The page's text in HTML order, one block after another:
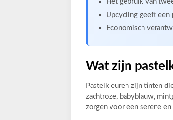
Het gebruik van
Upcycling geeft een
Economisch
Wat zijn
Pastelkleuren zijn tinten
zachtroze, babyblauw,
zorgen voor een serene